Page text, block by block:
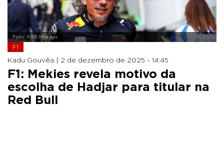
Foto: XPB Images
F1
Kadu Gouvêa | 2 de dezembro de 2025 - 14:45
F1: Mekies revela motivo da
escolha de Hadjar para titular na
Red Bull